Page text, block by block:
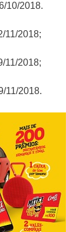
10/2018.
11/2018;
11/2018;
11/2018.